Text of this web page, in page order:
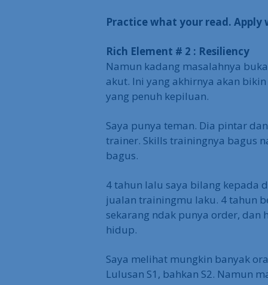
Practice what your read. Apply
Rich Element # 2 : Resiliency
Namun kadang masalahnya
akut. Ini yang akhirnya akan
yang penuh kepiluan.
Saya punya teman. Dia pintar
trainer. Skills trainingnya bagus
bagus.
4 tahun lalu saya bilang kepada
jualan trainingmu laku. 4 tahun
sekarang ndak punya order, dan
hidup.
Saya melihat mungkin banyak
Lulusan S1, bahkan S2. Namun